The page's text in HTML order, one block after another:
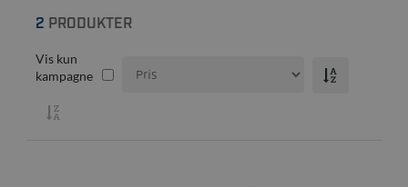
2 PRODUKTER
Vis kun
kampagne